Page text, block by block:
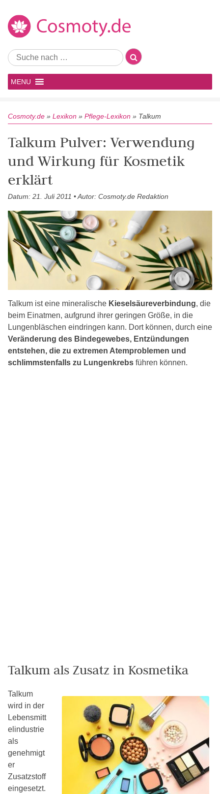
MENU
Cosmoty.de » Lexikon » Pflege-Lexikon » Talkum
Talkum Pulver: Verwendung
und Wirkung für Kosmetik
erklärt
Datum: 21. Juli 2011 • Autor: Cosmoty.de Redaktion
Talkum ist eine mineralische Kieselsäureverbindung, die
beim Einatmen, aufgrund ihrer geringen Größe, in die
Lungenbläschen eindringen kann. Dort können, durch eine
Veränderung des Bindegewebes, Entzündungen
entstehen, die zu extremen Atemproblemen und
schlimmstenfalls zu Lungenkrebs führen können.
Talkum als Zusatz in Kosmetika
Talkum
wird in der
Lebensmitt
elindustrie
als
genehmigt
er
Zusatzstoff
eingesetzt.